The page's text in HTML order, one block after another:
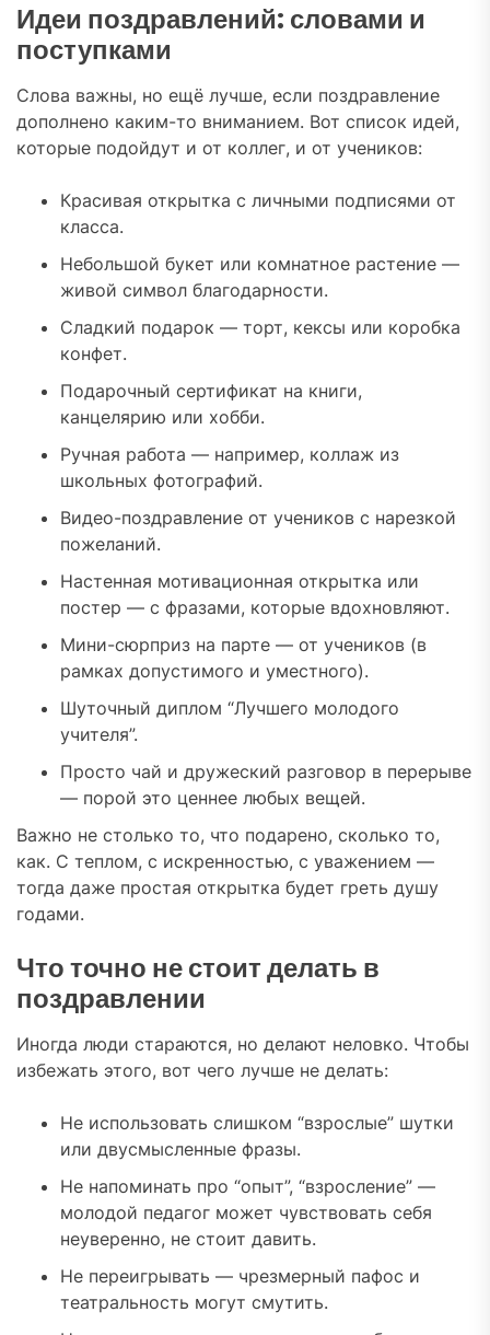
Идеи поздравлений: словами и
поступками
Слова важны, но ещё лучше, если поздравление
дополнено каким-то вниманием. Вот список идей,
которые подойдут и от коллег, и от учеников:
Красивая открытка с личными подписями от
класса.
Небольшой букет или комнатное растение —
живой символ благодарности.
Сладкий подарок — торт, кексы или коробка
конфет.
Подарочный сертификат на книги,
канцелярию или хобби.
Ручная работа — например, коллаж из
школьных фотографий.
Видео-поздравление от учеников с нарезкой
пожеланий.
Настенная мотивационная открытка или
постер — с фразами, которые вдохновляют.
Мини-сюрприз на парте — от учеников (в
рамках допустимого и уместного).
Шуточный диплом “Лучшего молодого
учителя”.
Просто чай и дружеский разговор в перерыве
— порой это ценнее любых вещей.
Важно не столько то, что подарено, сколько то,
как. С теплом, с искренностью, с уважением —
тогда даже простая открытка будет греть душу
годами.
Что точно не стоит делать в
поздравлении
Иногда люди стараются, но делают неловко. Чтобы
избежать этого, вот чего лучше не делать:
Не использовать слишком “взрослые” шутки
или двусмысленные фразы.
Не напоминать про “опыт”, “взросление” —
молодой педагог может чувствовать себя
неуверенно, не стоит давить.
Не переигрывать — чрезмерный пафос и
театральность могут смутить.